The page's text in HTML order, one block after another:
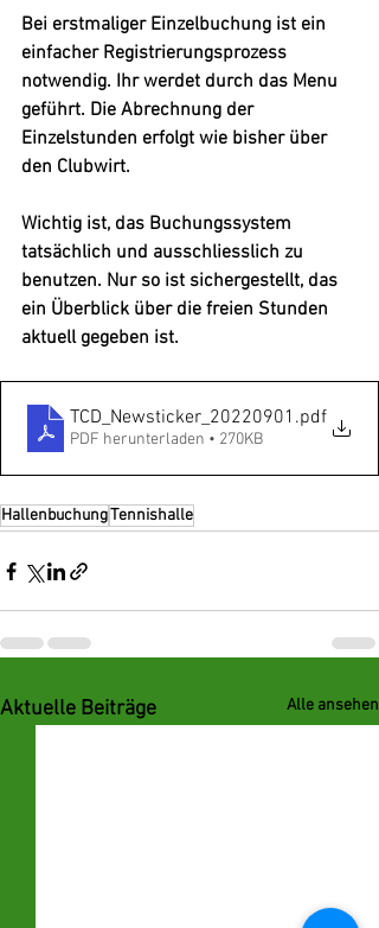
Bei erstmaliger Einzelbuchung ist ein
einfacher Registrierungsprozess
notwendig. Ihr werdet durch das Menu
geführt. Die Abrechnung der
Einzelstunden erfolgt wie bisher über
den Clubwirt.
Wichtig ist, das Buchungssystem
tatsächlich und ausschliesslich zu
benutzen. Nur so ist sichergestellt, das
ein Überblick über die freien Stunden
aktuell gegeben ist.
TCD_Newsticker_20220901 .pdf
PDF herunterladen • 270KB
HallenbuchungTennishalle
Aktuelle Beiträge Alle ansehen